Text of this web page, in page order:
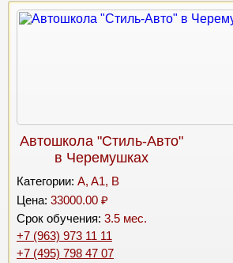
Автошкола "Стиль-Авто"
в Черемушках
Категории: A, A1, B
Цена: 33000.00 ₽
Срок обучения: 3.5 мес.
+7 (963) 973 11 11
+7 (495) 798 47 07